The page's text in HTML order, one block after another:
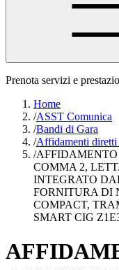
Prenota servizi e
Home
/ASST Comunica
/Bandi di Gara
/Affidamenti diretti
/AFFIDAMENTO
COMMA 2,
INTEGRATO
FORNITURA DI
COMPACT,
SMART CIG